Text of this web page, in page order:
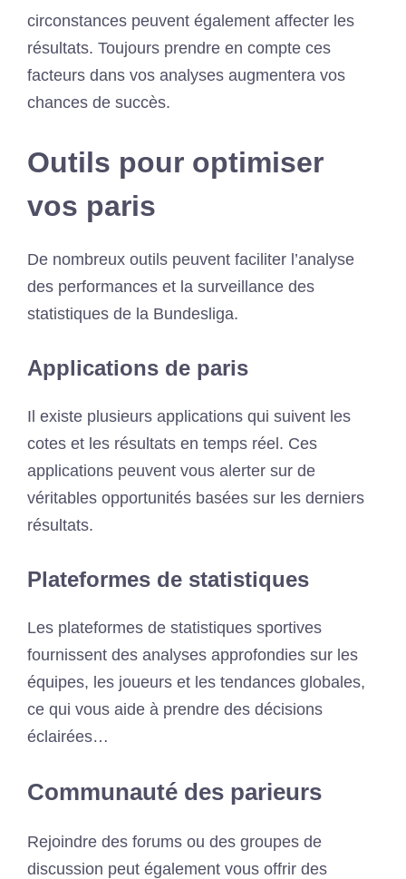
circonstances peuvent également affecter les
résultats. Toujours prendre en compte ces
facteurs dans vos analyses augmentera vos
chances de succès.
Outils pour optimiser
vos paris
De nombreux outils peuvent faciliter l’analyse
des performances et la surveillance des
statistiques de la Bundesliga.
Applications de paris
Il existe plusieurs applications qui suivent les
cotes et les résultats en temps réel. Ces
applications peuvent vous alerter sur de
véritables opportunités basées sur les derniers
résultats.
Plateformes de statistiques
Les plateformes de statistiques sportives
fournissent des analyses approfondies sur les
équipes, les joueurs et les tendances globales,
ce qui vous aide à prendre des décisions
éclairées…
Communauté des parieurs
Rejoindre des forums ou des groupes de
discussion peut également vous offrir des